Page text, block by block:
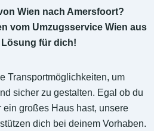
Wien nach Amersfoort?
vom Umzugsservice Wien aus
für dich!
Transportmöglichkeiten, um
sicher zu gestalten. Egal ob du
großes Haus hast, unsere
dich bei deinem Vorhaben.